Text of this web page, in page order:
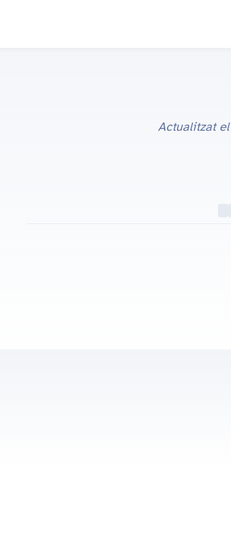
Actualitzat el